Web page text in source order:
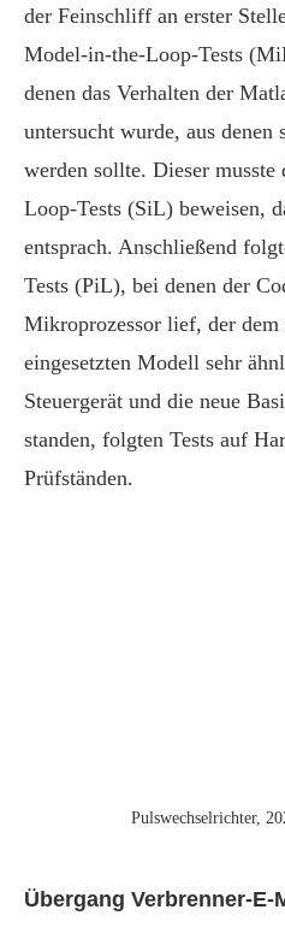
der Feinschliff an erster
Model-in-the-Loop-Tests
denen das Verhalten der
untersucht wurde, aus denen
werden sollte. Dieser
Loop-Tests (SiL) beweisen,
entsprach. Anschließend
Tests (PiL), bei denen der
Mikroprozessor lief, der dem
eingesetzten Modell sehr
Steuergerät und die neue
standen, folgten Tests auf
Prüfständen.
Pulswechselrichter,
Übergang Verbrenner-E-